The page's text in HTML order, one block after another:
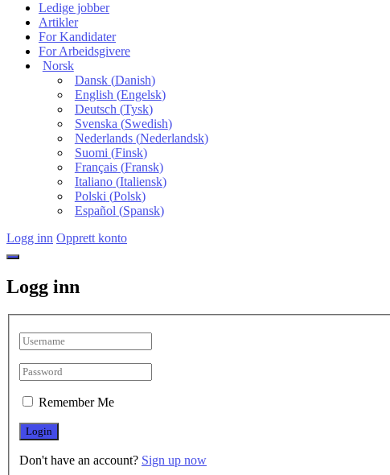
Ledige jobber
Artikler
For Kandidater
For Arbeidsgivere
Norsk
Dansk(Danish)
English (Engelsk)
Deutsch (Tysk)
Svenska (Swedish)
Nederlands(Nederlandsk)
Suomi (Finsk)
Français(Fransk)
Italiano(Italiensk)
Polski (Polsk)
Español (Spansk)
Logg inn Opprett konto
Logg inn
Remember Me
Don't have an account? Sign up now